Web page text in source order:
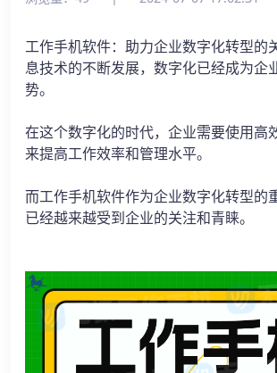
工作手机软件：助力企业数字化转型的
息技术的不断发展，数字化已经成为企
势。
在这个数字化的时代，企业需要使用高
来提高工作效率和管理水平。
而工作手机软件作为企业数字化转型的
已经越来越受到企业的关注和青睐。